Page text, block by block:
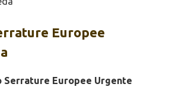
Europee
Serrature Europee Urgente